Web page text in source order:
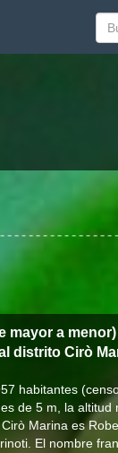
mayor a
distrito Cirò
habitantes
de 5 m, la altitud
Marina es
El nombre